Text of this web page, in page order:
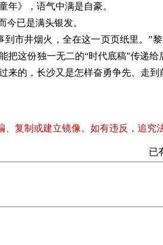
年》，语气中满是自豪。
已是满头银发。
市井烟火，全在这一页页纸里。”
把这份独一无二的“时代底稿”传递给
来的，长沙又是怎样奋勇争先、走到
复制或建立镜像。如有违反，追究
已